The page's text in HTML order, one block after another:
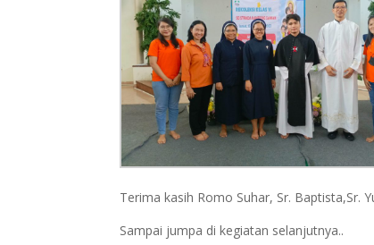
Terima kasih Romo Suhar, Sr. Baptista,Sr.
Sampai jumpa di kegiatan selanjutnya..